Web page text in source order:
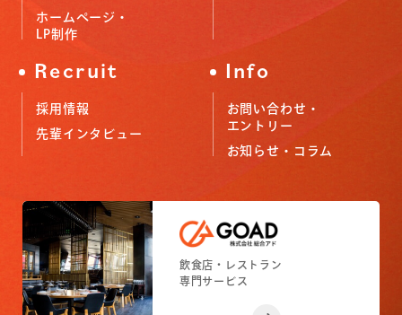
ホームページ・
LP制作
Recruit
採用情報
先輩インタビュー
Info
お問い合わせ・
エントリー
お知らせ・コラム
小売店舗
専門サービス
フィットネスジム
専門サービス
飲食店・レストラン
専門サービス
小売店舗
専門サービス
フィットネスジム
専門サービス